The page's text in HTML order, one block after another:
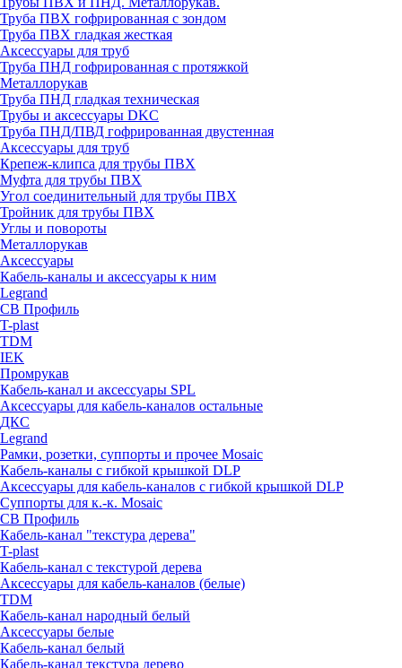
Труба ПВХ гофрированная с зондом
Труба ПВХ гладкая жесткая
Аксессуары для труб
Труба ПНД гофрированная с протяжкой
Металлорукав
Труба ПНД гладкая техническая
Трубы и аксессуары DKC
Труба ПНД/ПВД гофрированная двустенная
Аксессуары для труб
Крепеж-клипса для трубы ПВХ
Муфта для трубы ПВХ
Угол соединительный для трубы ПВХ
Тройник для трубы ПВХ
Углы и повороты
Металлорукав
Аксессуары
Кабель-каналы и аксессуары к ним
Legrand
СВ Профиль
T-plast
TDM
IEK
Промрукав
Кабель-канал и аксессуары SPL
Аксессуары для кабель-каналов остальные
ДКС
Legrand
Рамки, розетки, суппорты и прочее Mosaic
Кабель-каналы с гибкой крышкой DLP
Аксессуары для кабель-каналов с гибкой крышкой DLP
Суппорты для к.-к. Mosaic
СВ Профиль
Кабель-канал "текстура дерева"
T-plast
Кабель-канал с текстурой дерева
Аксессуары для кабель-каналов (белые)
TDM
Кабель-канал народный белый
Аксессуары белые
Кабель-канал белый
Кабель-канал текстура дерево